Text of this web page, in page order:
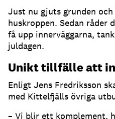
Just nu gjuts grunden
huskroppen. Sedan råder
få upp innerväggarna,
juldagen.
Unikt tillfälle att
Enligt Jens Fredriksson
med Kittelfjälls övriga
– Vi blir ett komplement,